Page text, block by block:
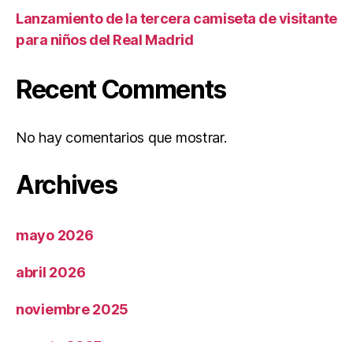
Lanzamiento de la tercera camiseta de visitante
para niños del Real Madrid
Recent Comments
No hay comentarios que mostrar.
Archives
mayo 2026
abril 2026
noviembre 2025